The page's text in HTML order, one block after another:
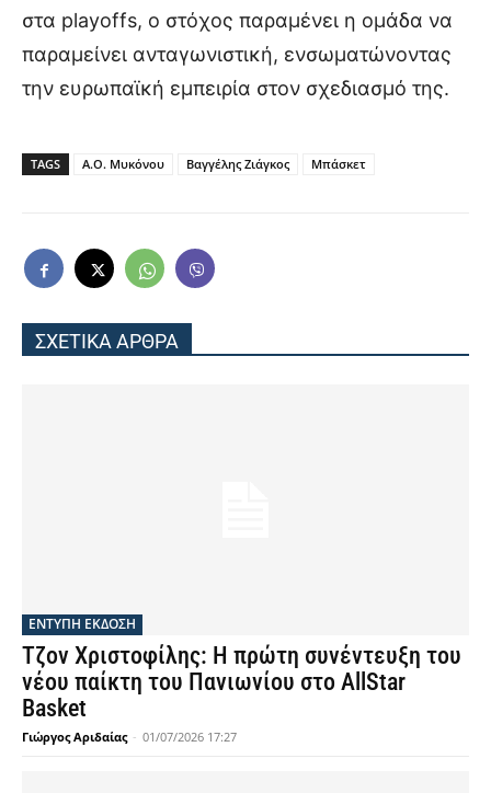
στα playoffs, ο στόχος παραμένει η ομάδα να
παραμείνει ανταγωνιστική, ενσωματώνοντας
την ευρωπαϊκή εμπειρία στον σχεδιασμό της.
TAGS Α.Ο. Μυκόνου Βαγγέλης Ζιάγκος Μπάσκετ
ΣΧΕΤΙΚΑ ΑΡΘΡΑ
ΕΝΤΥΠΗ ΕΚΔΟΣΗ
Τζον Χριστοφίλης: Η πρώτη συνέντευξη του
νέου παίκτη του Πανιωνίου στο AllStar
Basket
Γιώργος Αριδαίας - 01/07/2026 17:27